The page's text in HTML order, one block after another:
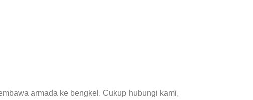
armada ke bengkel. Cukup hubungi kami,